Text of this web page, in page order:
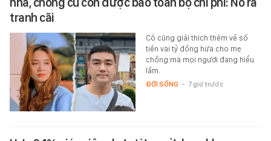
tranh cãi
Cô cũng giải thích thêm về số
tiền vài tỷ đồng hứa cho mẹ
chồng mà mọi người đang hiểu
lầm.
ĐỜI SỐNG - 7 giờ trước